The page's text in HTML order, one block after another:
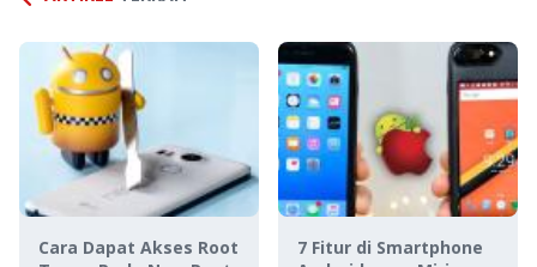
Cara Dapat Akses Root
7 Fitur di Smartphone